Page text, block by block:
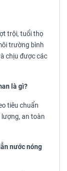
trội, tuổi thọ
trường bình
chịu được các
là gì?
tiêu chuẩn
an toàn
nước nóng